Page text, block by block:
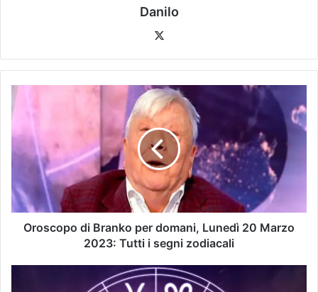
Danilo
Oroscopo di Branko per domani, Lunedì 20 Marzo
2023: Tutti i segni zodiacali